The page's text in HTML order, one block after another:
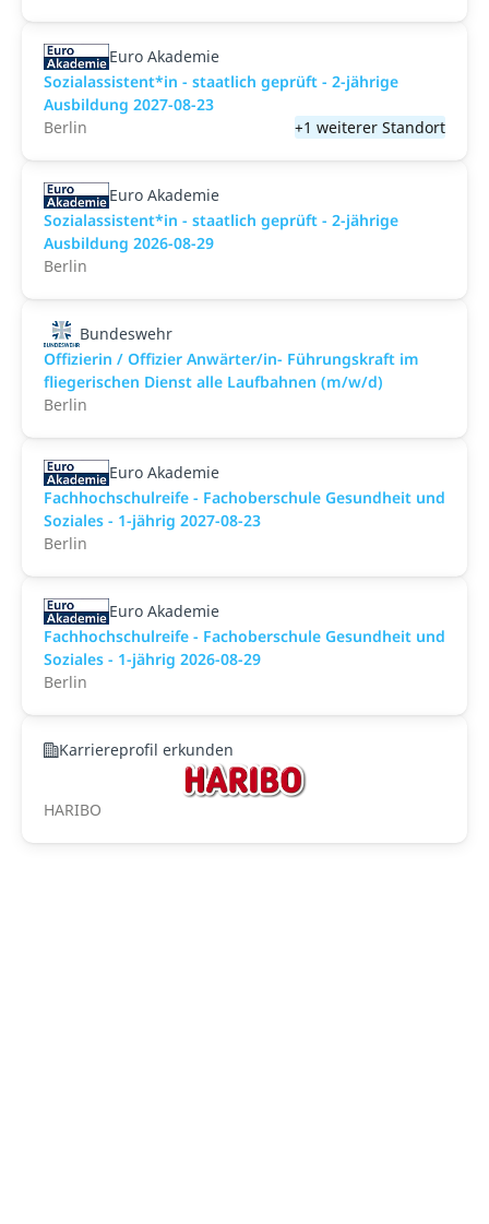
Euro Akademie
Sozialassistent*in - staatlich geprüft - 2-jährige
Ausbildung 2027-08-23
Berlin
+1 weiterer Standort
Euro Akademie
Sozialassistent*in - staatlich geprüft - 2-jährige
Ausbildung 2026-08-29
Berlin
Bundeswehr
Offizierin / Offizier Anwärter/in- Führungskraft im
fliegerischen Dienst alle Laufbahnen (m/w/d)
Berlin
Euro Akademie
Fachhochschulreife - Fachoberschule Gesundheit und
Soziales - 1-jährig 2027-08-23
Berlin
Euro Akademie
Fachhochschulreife - Fachoberschule Gesundheit und
Soziales - 1-jährig 2026-08-29
Berlin
Karriereprofil erkunden
HARIBO